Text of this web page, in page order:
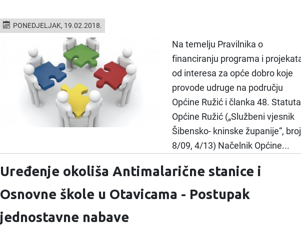
PONEDJELJAK, 19.02.2018.
Na temelju Pravilnika o
financiranju programa i
od interesa za opće dobro koje
provode udruge na području
Općine Ružić i članka 48. Statuta
Općine Ružić („Službeni vjesnik
Šibensko- kninske županije“, broj
8/09, 4/13) Načelnik Općine...
Uređenje okoliša Antimalarične stanice i
Osnovne škole u Otavicama - Postupak
jednostavne nabave